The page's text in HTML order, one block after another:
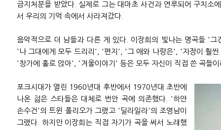
금지처분을 받았다. 실제로 그는 대마초 사건과 연루되어 구치소
서 우리의 기억 속에서 사라져갔다.
음악적으로 더 남들과 다른 게 있다. 이장희의 빛나는 명곡들 '
'나 그대에게 모두 드리리', '편지', '그 애와 나랑은', '자정이 훨
'창가에 홀로 앉아', '겨울이야기' 등은 모두 자신이 직접 쓴 곡들이
포크시대가 열린 1960년대 후반에서 1970년대 초반에
나온 젊은 스타들은 대체로 번안 곡에 의존했다. '하얀
손수건'의 트윈 폴리오가 그랬고 '딜라일라'의 조영남이
그랬다. 하지만 이장희는 직접 자기가 곡을 써서 노래했